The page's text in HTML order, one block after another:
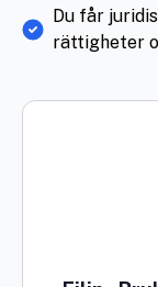
Du får
rättigheter